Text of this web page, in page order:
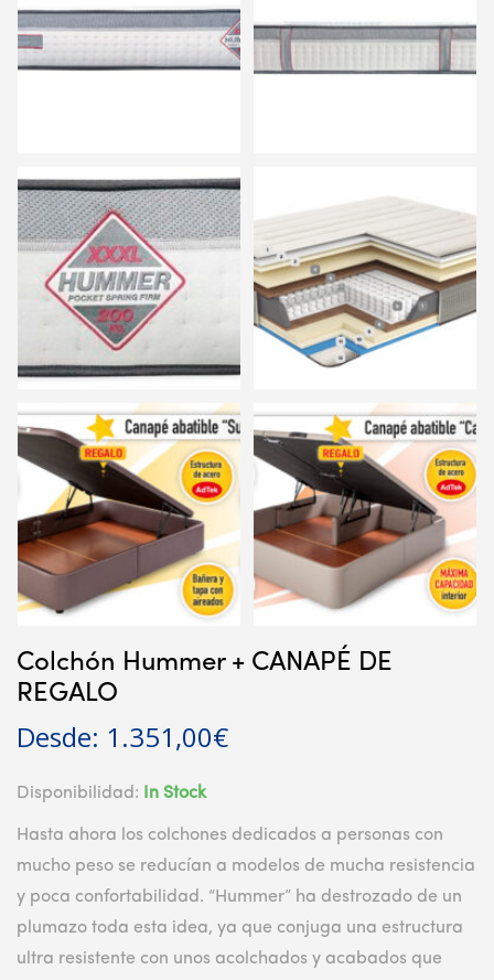
Colchón Hummer + CANAPÉ DE
REGALO
Desde: 1.351,00€
Disponibilidad: In Stock
Hasta ahora los colchones dedicados a personas con
mucho peso se reducían a modelos de mucha resistencia
y poca confortabilidad. “Hummer” ha destrozado de un
plumazo toda esta idea, ya que conjuga una estructura
ultra resistente con unos acolchados y acabados que